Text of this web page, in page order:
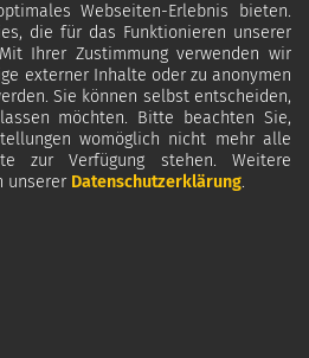
Webseiten-Erlebnis bieten.
die für das Funktionieren unserer
Ihrer Zustimmung verwenden wir
externer Inhalte oder zu anonymen
Sie können selbst entscheiden,
möchten. Bitte beachten Sie,
womöglich nicht mehr alle
zur Verfügung stehen. Weitere
unserer Datenschutzerklärung.